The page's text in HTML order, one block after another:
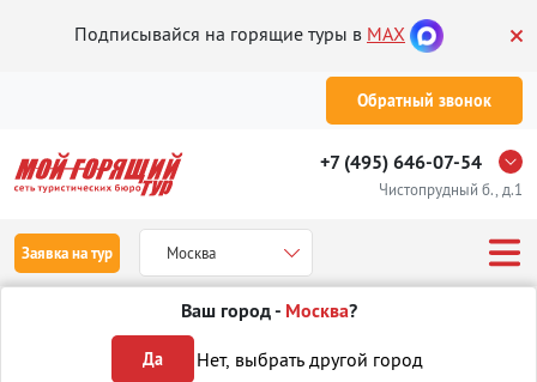
Подписывайся на горящие туры в MAX
Обратный звонок
+7 (495) 646-07-54
Чистопрудный б., д.1
Заявка на тур Москва
Ваш город - Москва?
Да Нет, выбрать другой город
Отдых во Вьетнаме